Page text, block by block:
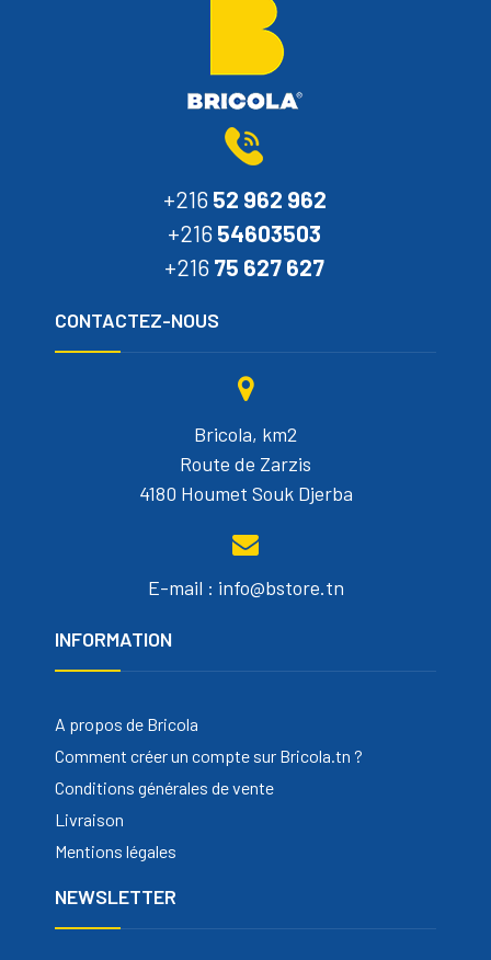
+216 52 962 962
+216 54603503
+216 75 627 627
CONTACTEZ-NOUS
Bricola, km2
Route de Zarzis
4180 Houmet Souk Djerba
E-mail : info@bstore.tn
INFORMATION
A propos de Bricola
Comment créer un compte sur Bricola.tn ?
Conditions générales de vente
Livraison
Mentions légales
NEWSLETTER